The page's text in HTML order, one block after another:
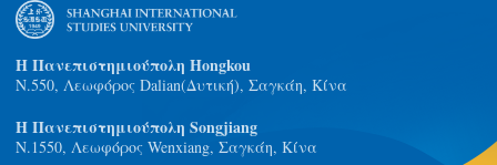
Η Πανεπιστημιούπολη Hongkou
N.550, Λεωφόρος Dalian(Δυτική), Σαγκάη, Κίνα
Η Πανεπιστημιούπολη Songjiang
Ν.1550, Λεωφόρος Wenxiang, Σαγκάη, Κίνα